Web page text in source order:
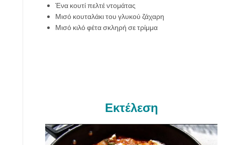
Ένα κουτί πελτέ ντομάτας
Μισό κουταλάκι του γλυκού ζάχαρη
Μισό κιλό φέτα σκληρή σε τρίμμα
Εκτέλεση